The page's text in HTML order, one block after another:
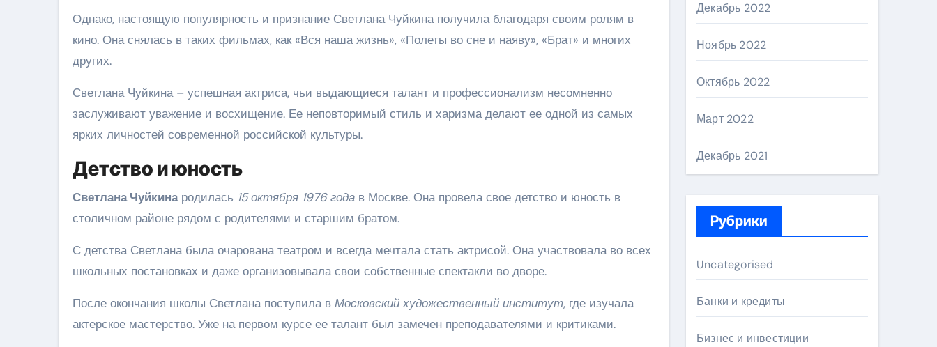
Однако, настоящую популярность и признание Светлана Чуйкина получила благодаря своим ролям в
кино. Она снялась в таких фильмах, как «Вся наша жизнь», «Полеты во сне и наяву», «Брат» и многих
других.
Светлана Чуйкина – успешная актриса, чьи выдающиеся талант и профессионализм несомненно
заслуживают уважение и восхищение. Ее неповторимый стиль и харизма делают ее одной из самых
ярких личностей современной российской культуры.
Детство и юность
Светлана Чуйкинародилась 15 октября 1976 года в Москве. Она провела свое детство и юность в
столичном районе рядом с родителями и старшим братом.
С детства Светлана была очарована театром и всегда мечтала стать актрисой. Она участвовала во всех
школьных постановках и даже организовывала свои собственные спектакли во дворе.
После окончания школы Светлана поступила в Московский художественный институт, где изучала
актерское мастерство. Уже на первом курсе ее талант был замечен преподавателями и критиками.
Декабрь 2022
Ноябрь 2022
Октябрь 2022
Март 2022
Декабрь 2021
Рубрики
Uncategorised
Банки и кредиты
Бизнес и инвестиции